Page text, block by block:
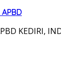
KEDIRI,